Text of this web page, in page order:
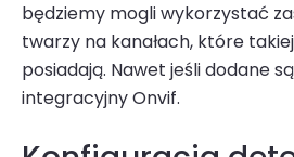
będziemy mogli wykorzystać
twarzy na kanałach, które
posiadają. Nawet jeśli dodane
integracyjny Onvif.